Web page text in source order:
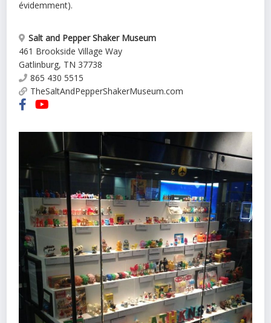
évidemment).
Salt and Pepper Shaker Museum
461 Brookside Village Way
Gatlinburg, TN 37738
865 430 5515
TheSaltAndPepperShakerMuseum.com